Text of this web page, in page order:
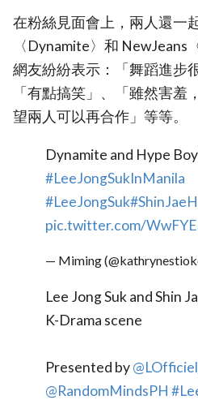
在粉絲見面會上，兩人還一
〈Dynamite〉和 NewJeans
網友紛紛表示：「舞蹈進步
「有點搞笑」、「雖然害羞
望兩人可以再合作」等等。
Dynamite and Hype
#LeeJongSukInManila
#LeeJongSuk
pic.twitter.com/
— Miming
Lee Jong Suk and Shin
K-Drama scene
Presented by
@RandomMindsPH